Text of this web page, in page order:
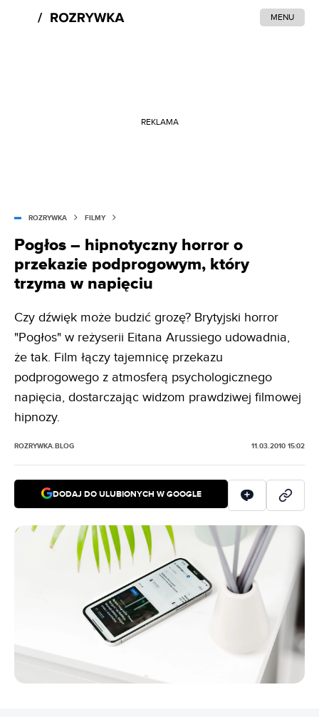
MENU
REKLAMA
ROZRYWKA FILMY
Pogłos – hipnotyczny horror o
przekazie podprogowym, który
trzyma w napięciu
Czy dźwięk może budzić grozę? Brytyjski horror
"Pogłos" w reżyserii Eitana Arussiego udowadnia,
że tak. Film łączy tajemnicę przekazu
podprogowego z atmosferą psychologicznego
napięcia, dostarczając widzom prawdziwej filmowej
hipnozy.
ROZRYWKA.BLOG 11.03.2010 15:02
DODAJ DO ULUBIONYCH W GOOGLE